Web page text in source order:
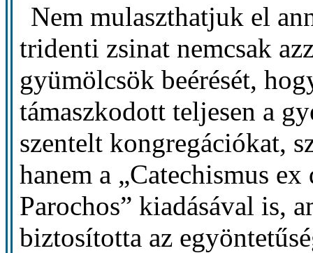
Nem mulaszthatjuk el
tridenti zsinat nemcsak
gyümölcsök beérését,
támaszkodott teljesen a
szentelt kongregációkat,
hanem a „Catechismus
Parochos” kiadásával is,
biztosította az